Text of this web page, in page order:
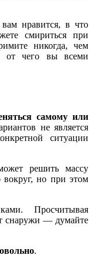
нравится, в что
смириться при
никогда, чем
от чего вы всеми
самому или
не является
ситуации
решить массу
но при этом
Просчитывая
снаружи — думайте
.